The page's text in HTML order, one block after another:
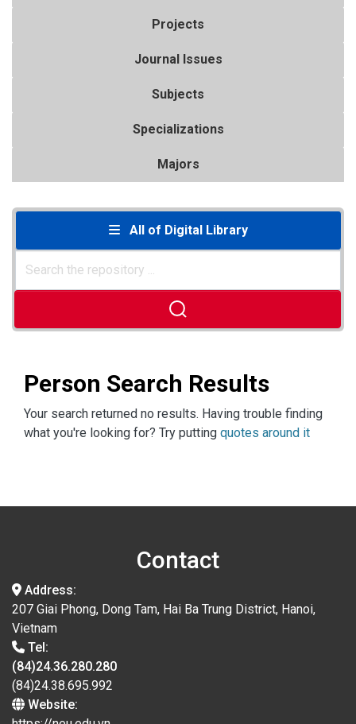
Projects
Journal Issues
Subjects
Specializations
Majors
All of Digital Library
Person Search Results
Your search returned no results. Having trouble finding
what you're looking for? Try putting quotes around it
Contact
Address:
207 Giai Phong, Dong Tam, Hai Ba Trung District, Hanoi,
Vietnam
Tel:
(84)24.36.280.280
(84)24.38.695.992
Website: